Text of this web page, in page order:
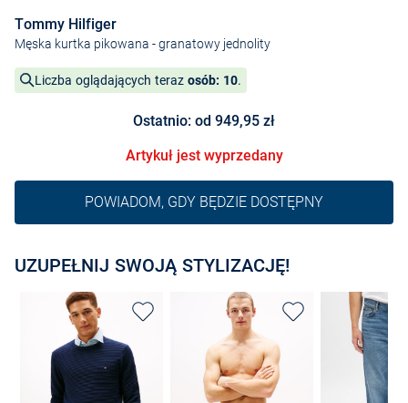
Tommy Hilfiger
Męska kurtka pikowana - granatowy jednolity
Liczba oglądających teraz osób: 10.
Ostatnio: od 949,95 zł
Artykuł jest wyprzedany
POWIADOM, GDY BĘDZIE DOSTĘPNY
UZUPEŁNIJ SWOJĄ STYLIZACJĘ!